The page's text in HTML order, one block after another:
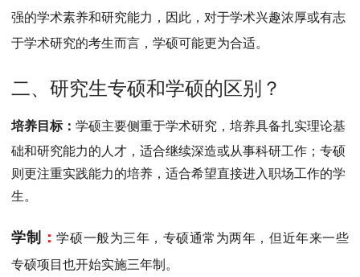
强的学术素养和研究能力，因此，对于学术兴趣浓厚或有志
于学术研究的考生而言，学硕可能更为合适。
二、研究生专硕和学硕的区别？
培养目标：学硕主要侧重于学术研究，培养具备扎实理论基
础和研究能力的人才，适合继续深造或从事科研工作；专硕
则更注重实践能力的培养，适合希望直接进入职场工作的学
生。‌
学制 ‌：学硕一般为三年，专硕通常为两年，但近年来一些
专硕项目也开始实施三年制。‌